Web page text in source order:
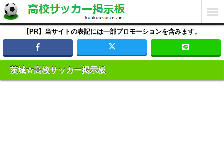
【PR】当サイトの表記には一部プロモーションを含みます。
茨城☆高校サッカー掲示板